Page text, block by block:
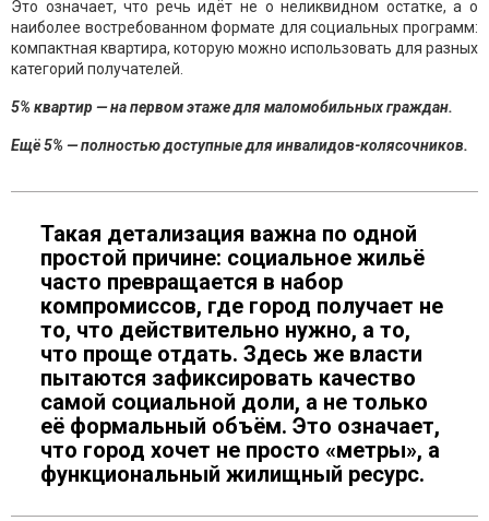
Это означает, что речь идёт не о неликвидном остатке, а о
наиболее востребованном формате для социальных программ:
компактная квартира, которую можно использовать для разных
категорий получателей.
5% квартир — на первом этаже для маломобильных граждан.
Ещё 5% — полностью доступные для инвалидов-колясочников.
Такая детализация важна по одной
простой причине: социальное жильё
часто превращается в набор
компромиссов, где город получает не
то, что действительно нужно, а то,
что проще отдать. Здесь же власти
пытаются зафиксировать качество
самой социальной доли, а не только
её формальный объём. Это означает,
что город хочет не просто «метры», а
функциональный жилищный ресурс.